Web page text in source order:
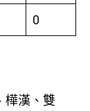
0
樺漢、雙